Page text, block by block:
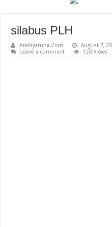
silabus PLH
Arabiyatuna.Com August 7,
Leave a comment
128 Views